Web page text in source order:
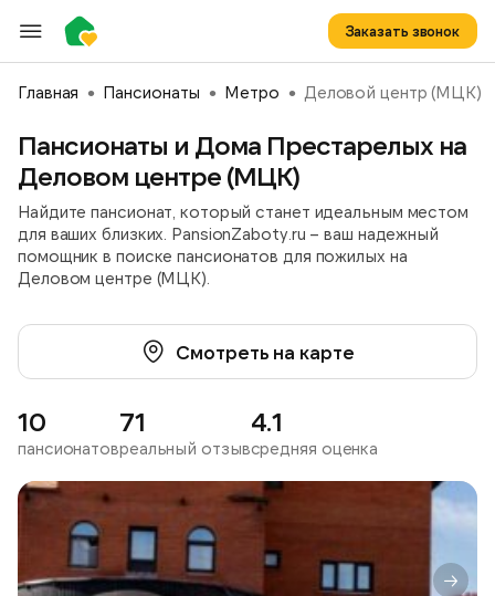
Заказать звонок
Главная Пансионаты Метро Деловой центр (МЦК)
Пансионаты и Дома Престарелых на
Деловом центре (МЦК)
Найдите пансионат, который станет идеальным местом
для ваших близких. PansionZaboty.ru – ваш надежный
помощник в поиске пансионатов для пожилых на
Деловом центре (МЦК).
Смотреть на карте
10
пансионатов
71
реальный отзыв
4.1
средняя оценка